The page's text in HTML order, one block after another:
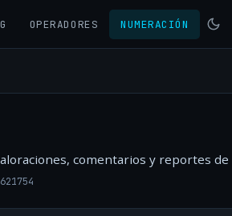
OPERADORES NUMERACIÓN
comentarios y reportes